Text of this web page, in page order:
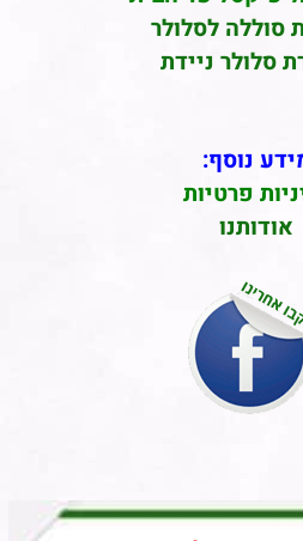
סוללה לסלולר
סלולר ניידת
נוסף:
פרטיות
אודותנו